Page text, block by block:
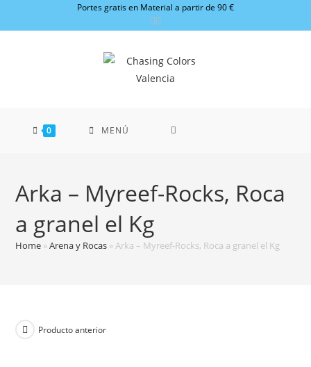
Portes gratis en Material a partir de 90 €
0 MENÚ
Arka – Myreef-Rocks, Roca
a granel el Kg
Home »Arena y Rocas »Arka – Myreef-Rocks, Roca a granel el Kg
Producto anterior